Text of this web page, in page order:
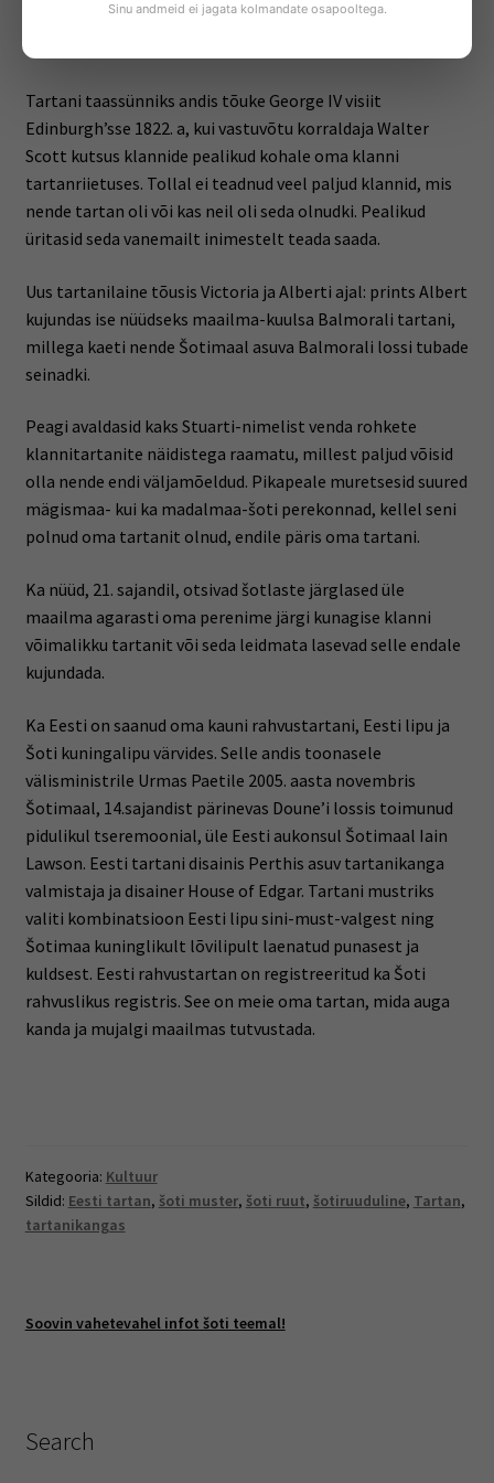
mägismaa raja äärde madalikule, sest kangast oli vaja
sõjaväele ja kolooniatesse.
Tartani taassünniks andis tõuke George IV visiit
Edinburgh’sse 1822. a, kui vastuvõtu korraldaja Walter
Scott kutsus klannide pealikud kohale oma klanni
tartanriietuses. Tollal ei teadnud veel paljud klannid, mis
nende tartan oli või kas neil oli seda olnudki. Pealikud
üritasid seda vanemailt inimestelt teada saada.
Uus tartanilaine tõusis Victoria ja Alberti ajal: prints Albert
kujundas ise nüüdseks maailma-kuulsa Balmorali tartani,
millega kaeti nende Šotimaal asuva Balmorali lossi tubade
seinadki.
Peagi avaldasid kaks Stuarti-nimelist venda rohkete
klannitartanite näidistega raamatu, millest paljud võisid
olla nende endi väljamõeldud. Pikapeale muretsesid suured
mägismaa- kui ka madalmaa-šoti perekonnad, kellel seni
polnud oma tartanit olnud, endile päris oma tartani.
Ka nüüd, 21. sajandil, otsivad šotlaste järglased üle
maailma agarasti oma perenime järgi kunagise klanni
võimalikku tartanit või seda leidmata lasevad selle endale
kujundada.
Ka Eesti on saanud oma kauni rahvustartani, Eesti lipu ja
Šoti kuningalipu värvides. Selle andis toonasele
välisministrile Urmas Paetile 2005. aasta novembris
Šotimaal, 14.sajandist pärinevas Doune’i lossis toimunud
pidulikul tseremoonial, üle Eesti aukonsul Šotimaal Iain
Lawson. Eesti tartani disainis Perthis asuv tartanikanga
valmistaja ja disainer House of Edgar. Tartani mustriks
valiti kombinatsioon Eesti lipu sini-must-valgest ning
Šotimaa kuninglikult lõvilipult laenatud punasest ja
kuldsest. Eesti rahvustartan on registreeritud ka Šoti
rahvuslikus registris. See on meie oma tartan, mida auga
kanda ja mujalgi maailmas tutvustada.
Kategooria: Kultuur
Sildid: Eesti tartan, šoti muster, šoti ruut, šotiruuduline, Tartan,
tartanikangas
Soovin vahetevahel infot šoti teemal!
Search
Sinu andmeid ei jagata kolmandate osapooltega.